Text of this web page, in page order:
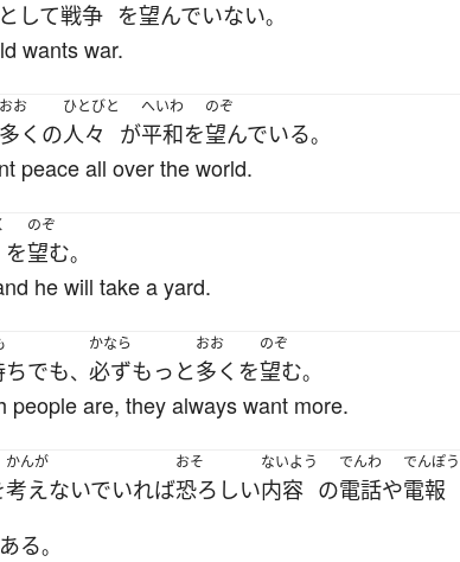
して戦争 を望んでいない。
wants war.
おお
多く の
ひとびと
人々 が
へいわ
平和を
のぞ
望んでいる。
peace all over the world.
を
のぞ
望む。
he will take a yard.
でも、
かなら
必ずもっと
おお
多く を
のぞ
望む。
people are, they always want more.
かんが
考えないでいれば
おそ
恐ろしい
ないよう
内容 の
でんわ
電話や
でんぽう
電報
る。